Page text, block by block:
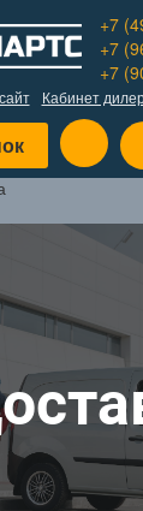
+7
+7
+7
Кабинет